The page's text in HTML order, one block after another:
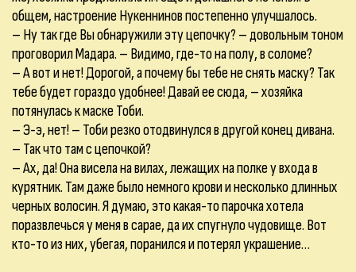
общем, настроение Нукеннинов постепенно улучшалось.
– Ну так где Вы обнаружили эту цепочку? – довольным тоном
проговорил Мадара. – Видимо, где-то на полу, в соломе?
– А вот и нет! Дорогой, а почему бы тебе не снять маску? Так
тебе будет гораздо удобнее! Давай ее сюда, – хозяйка
потянулась к маске Тоби.
– Э-э, нет! – Тоби резко отодвинулся в другой конец дивана.
– Так что там с цепочкой?
– Ах, да! Она висела на вилах, лежащих на полке у входа в
курятник. Там даже было немного крови и несколько длинных
черных волосин. Я думаю, это какая-то парочка хотела
поразвлечься у меня в сарае, да их спугнуло чудовище. Вот
кто-то из них, убегая, поранился и потерял украшение…